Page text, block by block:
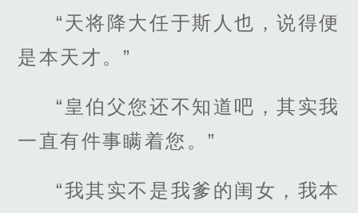
“天将降大任于斯人也，说得便
是本天才。”
“皇伯父您还不知道吧，其实我
一直有件事瞒着您。”
“我其实不是我爹的闺女，我本